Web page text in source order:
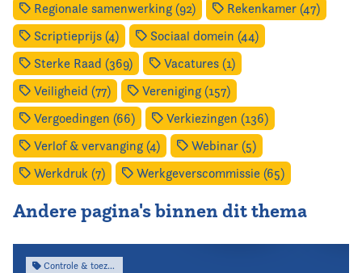
Regionale samenwerking (92)
Rekenkamer (47)
Scriptieprijs (4)
Sociaal domein (44)
Sterke Raad (369)
Vacatures (1)
Veiligheid (77)
Vereniging (157)
Vergoedingen (66)
Verkiezingen (136)
Verlof & vervanging (4)
Webinar (5)
Werkdruk (7)
Werkgeverscommissie (65)
Andere pagina's binnen dit thema
Controle & toezicht